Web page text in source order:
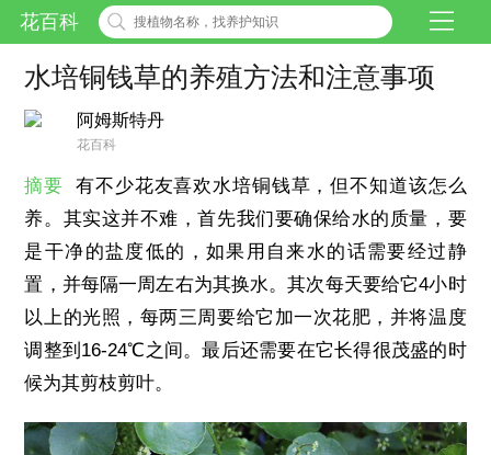
花百科
水培铜钱草的养殖方法和注意事项
阿姆斯特丹
花百科
摘要
有不少花友喜欢水培铜钱草，但不知道该怎么
养。其实这并不难，首先我们要确保给水的质量，要
是干净的盐度低的，如果用自来水的话需要经过静
置，并每隔一周左右为其换水。其次每天要给它4小时
以上的光照，每两三周要给它加一次花肥，并将温度
调整到16-24℃之间。最后还需要在它长得很茂盛的时
候为其剪枝剪叶。